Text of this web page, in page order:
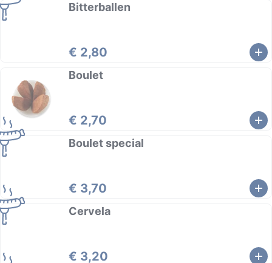
Bitterballen
€ 2,80
Boulet
€ 2,70
Boulet special
€ 3,70
Cervela
€ 3,20